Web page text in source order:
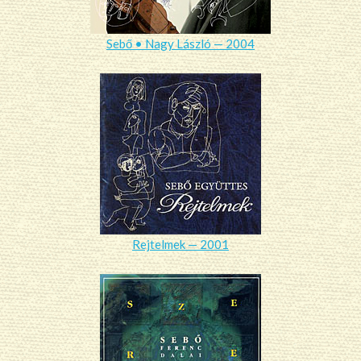
Sebő • Nagy László — 2004
Rejtelmek — 2001